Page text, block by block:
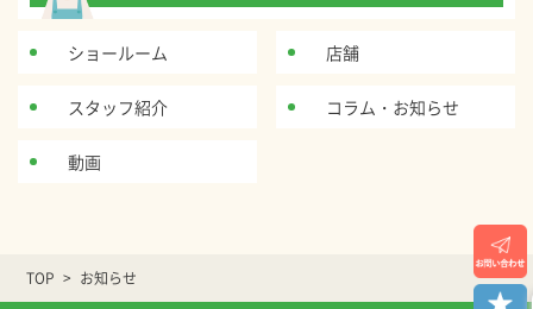
ショールーム 店舗
スタッフ紹介 コラム・お知らせ
動画
TOP お知らせ